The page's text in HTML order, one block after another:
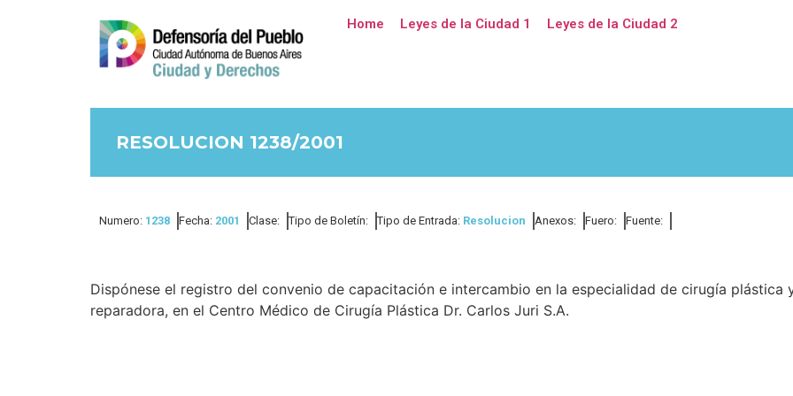
Home Leyes de la Ciudad 1 Leyes de la Ciudad 2
RESOLUCION 1238/2001
Numero: 1238 Fecha: 2001 Clase: Tipo de Boletín: Tipo de Entrada: Resolucion Anexos: Fuero: Fuente:
Dispónese el registro del convenio de capacitación e intercambio en la especialidad de cirugía plástica
reparadora, en el Centro Médico de Cirugía Plástica Dr. Carlos Juri S.A.